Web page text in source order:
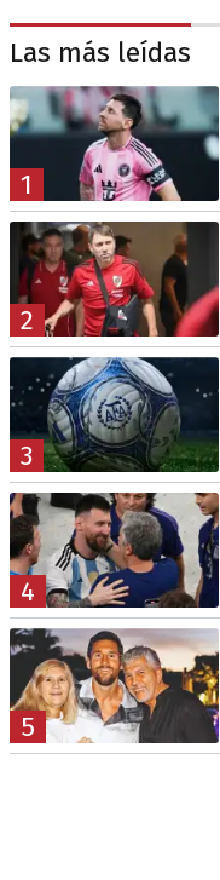
Las más leídas
1
2
3
4
5